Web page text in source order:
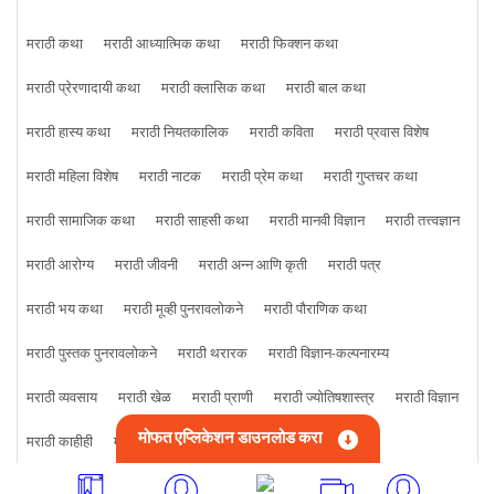
मराठी कथा मराठी आध्यात्मिक कथा
मराठी फिक्शन कथा
मराठी प्रेरणादायी कथा
मराठी क्लासिक कथा
मराठी बाल कथा
मराठी हास्य कथा
मराठी नियतकालिक मराठी कविता
मराठी प्रवास विशेष
मराठी महिला विशेष
मराठी नाटक मराठी प्रेम कथा
मराठी गुप्तचर कथा
मराठी सामाजिक कथा
मराठी साहसी कथा मराठी मानवी विज्ञान
मराठी तत्त्वज्ञान
मराठी आरोग्य
मराठी जीवनी मराठी अन्न आणि कृती
मराठी पत्र
मराठी भय कथा
मराठी मूव्ही पुनरावलोकने
मराठी पौराणिक कथा
मराठी पुस्तक पुनरावलोकने
मराठी थरारक
मराठी विज्ञान-कल्पनारम्य
मराठी व्यवसाय
मराठी खेळ मराठी प्राणी मराठी ज्योतिषशास्त्र
मराठी विज्ञान
मराठी काहीही
मराठी क्राइम कथा
मोफत एप्लिकेशन डाउनलोड करा